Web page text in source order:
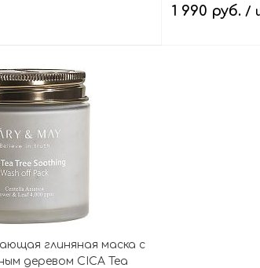
В корзину
1 990 руб. /
глиняная маска с
деревом CICA Tea